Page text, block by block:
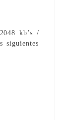
kb’s /
siguientes